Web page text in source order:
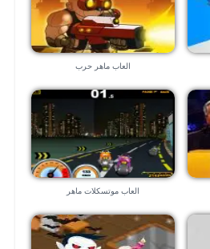
العاب ماهر حرب
العاب موتسكلات ماهر